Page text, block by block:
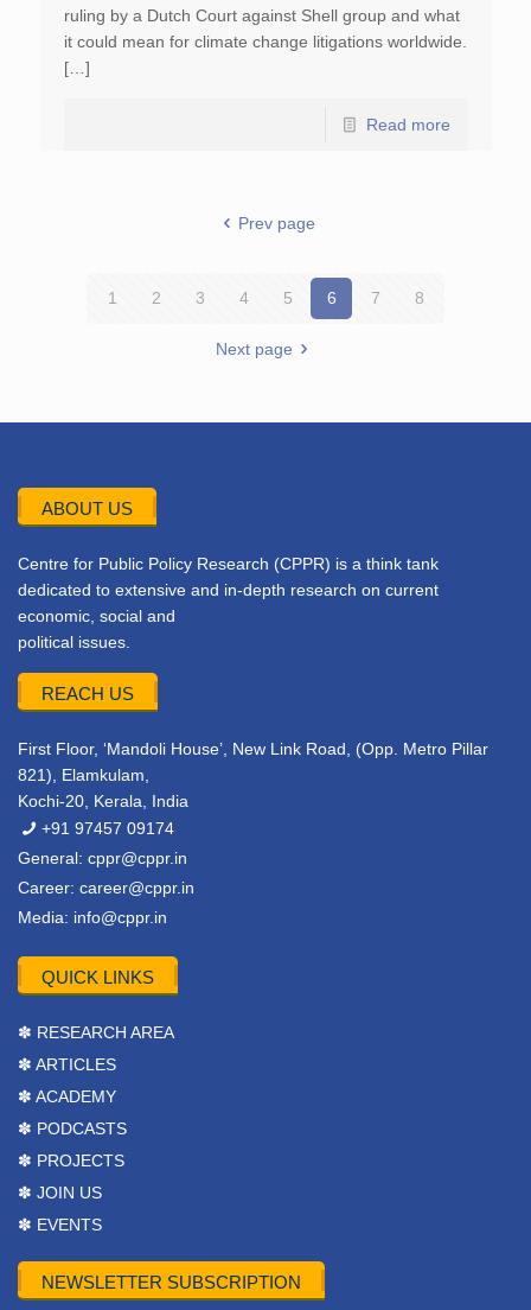
ruling by a Dutch Court against Shell group and what
it could mean for climate change litigations worldwide.
[…]
Read more
Prev page
1 2 3 4 5 6 7 8
Next page
ABOUT US
Centre for Public Policy Research (CPPR) is a think tank
dedicated to extensive and in-depth research on current
economic, social and
political issues.
REACH US
First Floor, ‘Mandoli House’, New Link Road, (Opp. Metro Pillar
821), Elamkulam,
Kochi-20, Kerala, India
+91 97457 09174
General: cppr@cppr.in
Career: career@cppr.in
Media: info@cppr.in
QUICK LINKS
✽ RESEARCH AREA
✽ ARTICLES
✽ ACADEMY
✽ PODCASTS
✽ PROJECTS
✽ JOIN US
✽ EVENTS
NEWSLETTER SUBSCRIPTION